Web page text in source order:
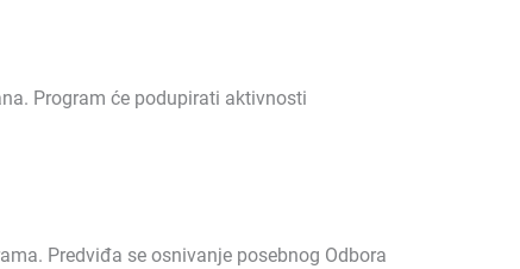
Program će podupirati aktivnosti
Predviđa se osnivanje posebnog Odbora